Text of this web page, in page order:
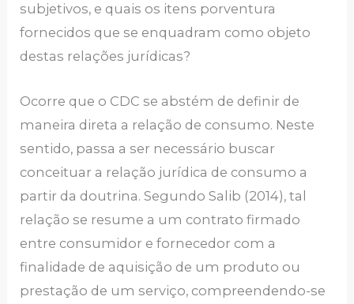
subjetivos, e quais os itens porventura
fornecidos que se enquadram como objeto
destas relações jurídicas?
Ocorre que o CDC se abstém de definir de
maneira direta a relação de consumo. Neste
sentido, passa a ser necessário buscar
conceituar a relação jurídica de consumo a
partir da doutrina. Segundo Salib (2014), tal
relação se resume a um contrato firmado
entre consumidor e fornecedor com a
finalidade de aquisição de um produto ou
prestação de um serviço, compreendendo-se